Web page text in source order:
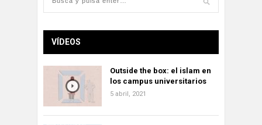
VÍDEOS
Outside the box: el islam en
los campus universitarios
5 abril, 2021